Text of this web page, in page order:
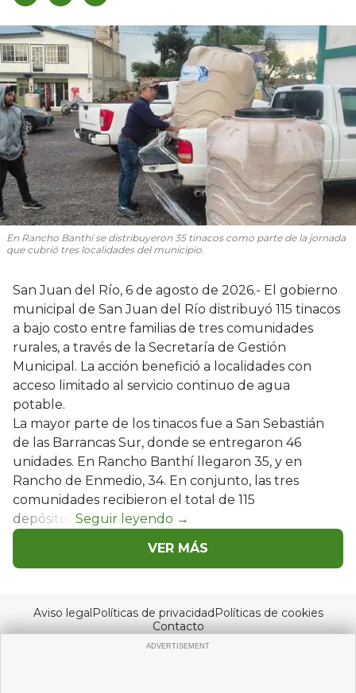
En Rancho Banthí se distribuyeron 35 tinacos como parte de la jornada
que cubrió tres localidades del municipio.
San Juan del Río, 6 de agosto de 2026.- El gobierno
municipal de San Juan del Río distribuyó 115 tinacos
a bajo costo entre familias de tres comunidades
rurales, a través de la Secretaría de Gestión
Municipal. La acción benefició a localidades con
acceso limitado al servicio continuo de agua
potable.
La mayor parte de los tinacos fue a San Sebastián
de las Barrancas Sur, donde se entregaron 46
unidades. En Rancho Banthí llegaron 35, y en
Rancho de Enmedio, 34. En conjunto, las tres
comunidades recibieron el total de 115
depósitos.
VER MÁS
Aviso legalPolíticas de privacidadPolíticas de cookies
Contacto